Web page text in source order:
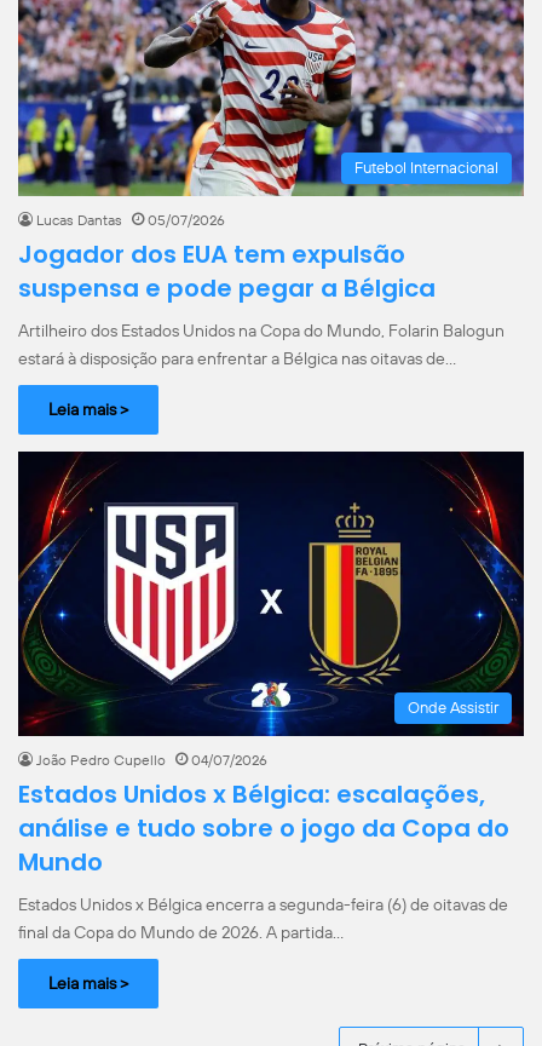
Futebol Internacional
Lucas Dantas 05/07/2026
Jogador dos EUA tem expulsão
suspensa e pode pegar a Bélgica
Artilheiro dos Estados Unidos na Copa do Mundo, Folarin Balogun
estará à disposição para enfrentar a Bélgica nas oitavas de…
Leia mais >
Onde Assistir
João Pedro Cupello 04/07/2026
Estados Unidos x Bélgica: escalações,
análise e tudo sobre o jogo da Copa do
Mundo
Estados Unidos x Bélgica encerra a segunda-feira (6) de oitavas de
final da Copa do Mundo de 2026. A partida…
Leia mais >